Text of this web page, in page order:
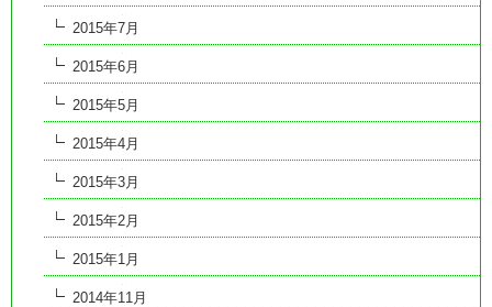
2015年7月
2015年6月
2015年5月
2015年4月
2015年3月
2015年2月
2015年1月
2014年11月